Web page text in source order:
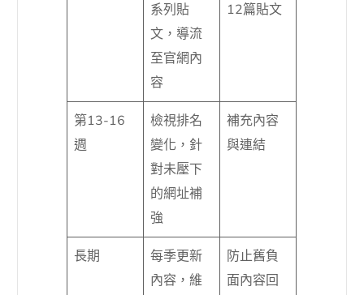
系列貼
文，導流
至官網內
容
12篇貼文
第13-16
週
檢視排名
變化，針
對未壓下
的網址補
強
補充內容
與連結
長期
每季更新
內容，維
防止舊負
面內容回